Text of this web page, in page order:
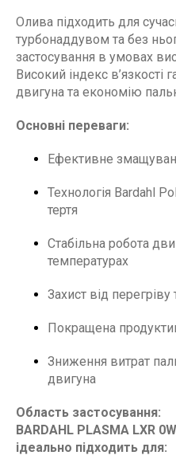
Олива підходить для
турбонаддувом та без
застосування в умовах
Високий індекс в’язкості
двигуна та економію
Основні переваги:
Ефективне
Технологія Bardahl
тертя
Стабільна робота
температурах
Захист від перегріву
Покращена
Зниження витрат
двигуна
Область застосування:
BARDAHL PLASMA LXR
ідеально підходить для: